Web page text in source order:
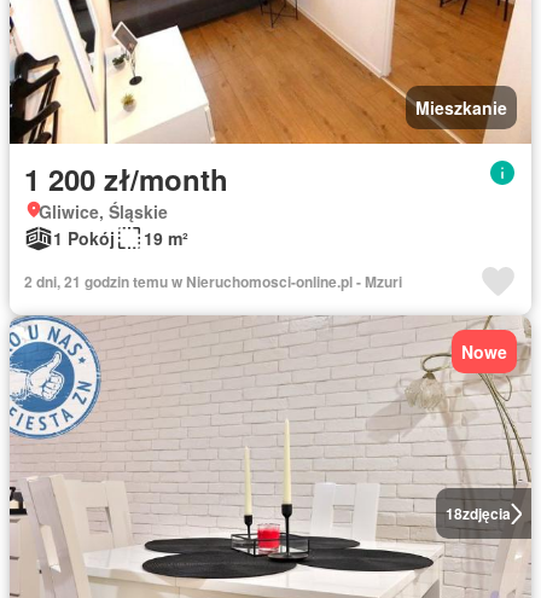
Mieszkanie
1 200 zł/month
Gliwice, Śląskie
1 Pokój
19 m²
2 dni, 21 godzin temu w Nieruchomosci-online.pl - Mzuri
18zdjęcia
Nowe